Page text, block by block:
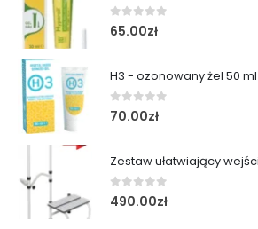
0out of 5
65.00zł
H3 - ozonowany żel 50
0out of 5
70.00zł
0out of 5
490.00zł